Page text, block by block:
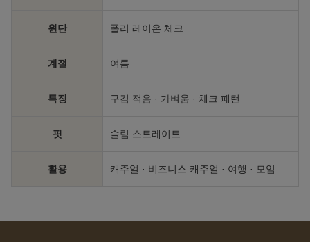
원단 폴리 레이온 체크
계절 여름
특징 구김 적음 · 가벼움 · 체크 패턴
핏 슬림 스트레이트
활용 캐주얼 · 비즈니스 캐주얼 · 여행 · 모임